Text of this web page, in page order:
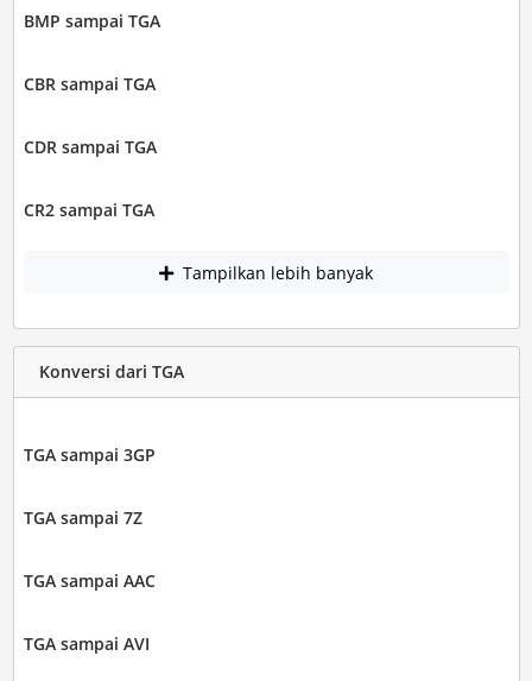
BMP sampai TGA
CBR sampai TGA
CDR sampai TGA
CR2 sampai TGA
Tampilkan lebih banyak
Konversi dari TGA
TGA sampai 3GP
TGA sampai 7Z
TGA sampai AAC
TGA sampai AVI